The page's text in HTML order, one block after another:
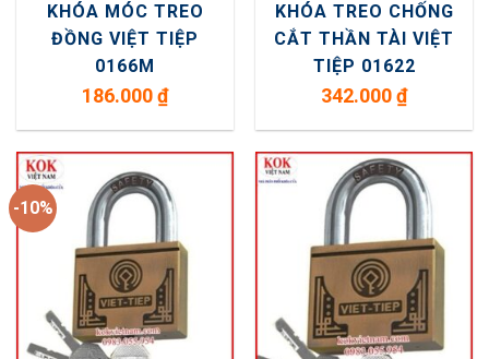
KHÓA MÓC TREO
ĐỒNG VIỆT TIỆP
0166M
186.000₫
KHÓA TREO CHỐNG
CẮT THẦN TÀI VIỆT
TIỆP 01622
342.000₫
-10%